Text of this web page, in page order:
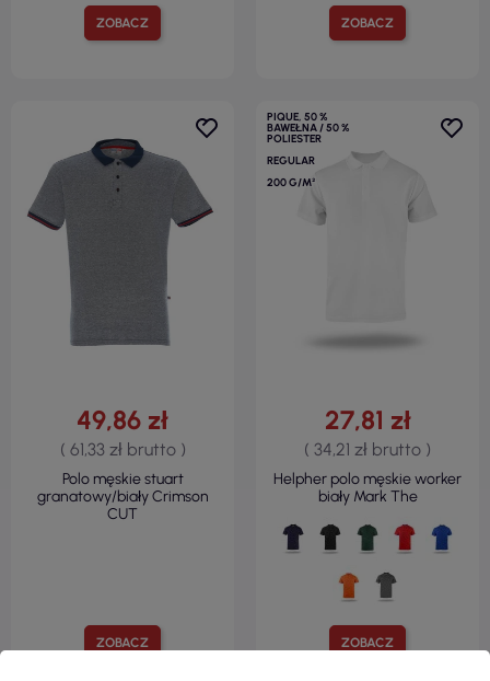
ZOBACZ ZOBACZ
ZOBACZ
49,86 zł
( 61,33 zł brutto )
Polo męskie stuart
granatowy/biały Crimson
CUT
PIQUE, 50 %
BAWEŁNA / 50 %
POLIESTER
REGULAR
200 G/M²
ZOBACZ
27,81 zł
( 34,21 zł brutto )
Helpher polo męskie worker
biały Mark The